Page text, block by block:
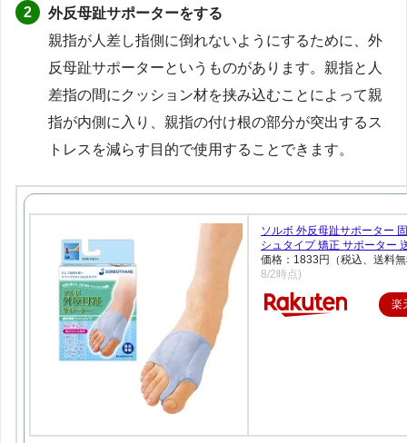
外反母趾サポーターをする
親指が人差し指側に倒れないようにするために、外
反母趾サポーターというものがあります。親指と人
差指の間にクッション材を挟み込むことによって親
指が内側に入り、親指の付け根の部分が突出するス
トレスを減らす目的で使用することできます。
ソルボ 外反母趾サポーター
シュタイプ 矯正 サポーター
価格：1833円（税込、送料
8/2時点)
楽